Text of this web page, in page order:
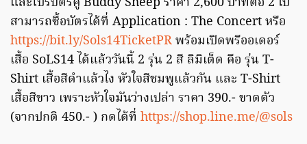
สามารถซื้อบัตรได้ที่ Application : The Concert หรือ
https://bit.ly/Sols14TicketPRพร้อมเปิดพรีออเดอร์
เสื้อ SoLS14 ได้แล้ววันนี้ 2 รุ่น 2 สี ลิมิเต็ด คือ รุ่น T-
Shirt เสื้อสีดำแล้วไง หัวใจสีชมพูแล้วกัน และ T-Shirt
เสื้อสีขาว เพราะหัวใจมันว่างเปล่า ราคา 390.- ขาดตัว
(จากปกติ 450.- ) กดได้ที่ https://shop.line.me/@sols